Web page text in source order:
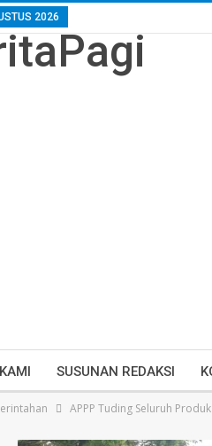
2026
SUSUNAN REDAKSI
APPP Tuding Seluruh